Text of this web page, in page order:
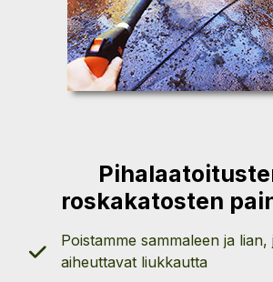
roskakatosten
Poistamme sammaleen ja lian,
aiheuttavat liukkautta